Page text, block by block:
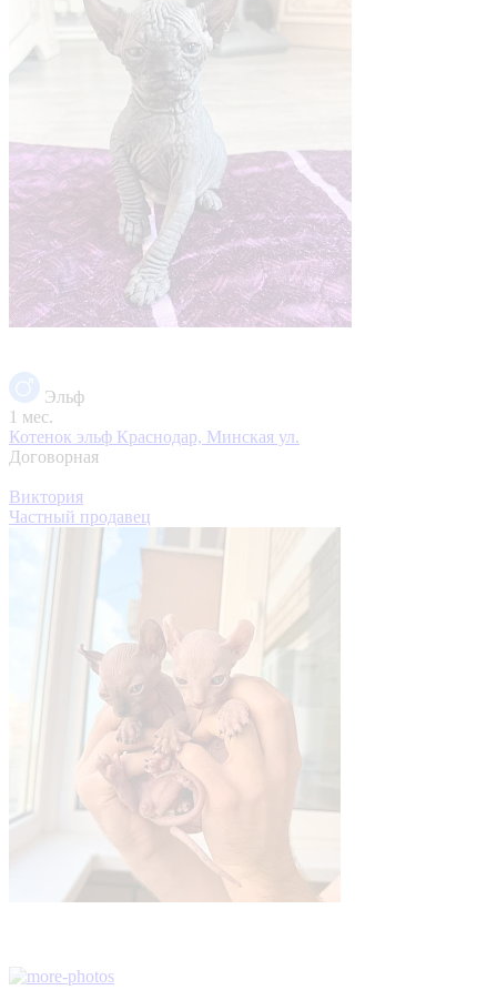
Эльф
1 мес.
Котенок эльф Краснодар, Минская ул.
Договорная
Виктория
Частный продавец